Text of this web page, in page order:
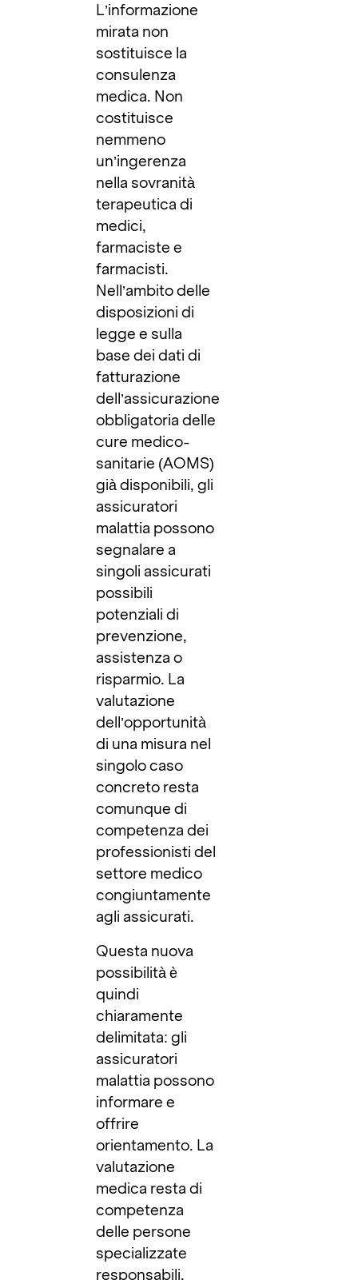
L’informazione
mirata non
sostituisce la
consulenza
medica. Non
costituisce
nemmeno
un’ingerenza
nella sovranità
terapeutica di
medici,
farmaciste e
farmacisti.
Nell’ambito delle
disposizioni di
legge e sulla
base dei dati di
fatturazione
dell’assicurazione
obbligatoria delle
cure medico-
sanitarie (AOMS)
già disponibili, gli
assicuratori
malattia possono
segnalare a
singoli assicurati
possibili
potenziali di
prevenzione,
assistenza o
risparmio. La
valutazione
dell’opportunità
di una misura nel
singolo caso
concreto resta
comunque di
competenza dei
professionisti del
settore medico
congiuntamente
agli assicurati.
Questa nuova
possibilità è
quindi
chiaramente
delimitata: gli
assicuratori
malattia possono
informare e
offrire
orientamento. La
valutazione
medica resta di
competenza
delle persone
specializzate
responsabili.